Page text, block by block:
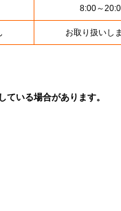
8:00～
お取り扱いし
いる場合があります。